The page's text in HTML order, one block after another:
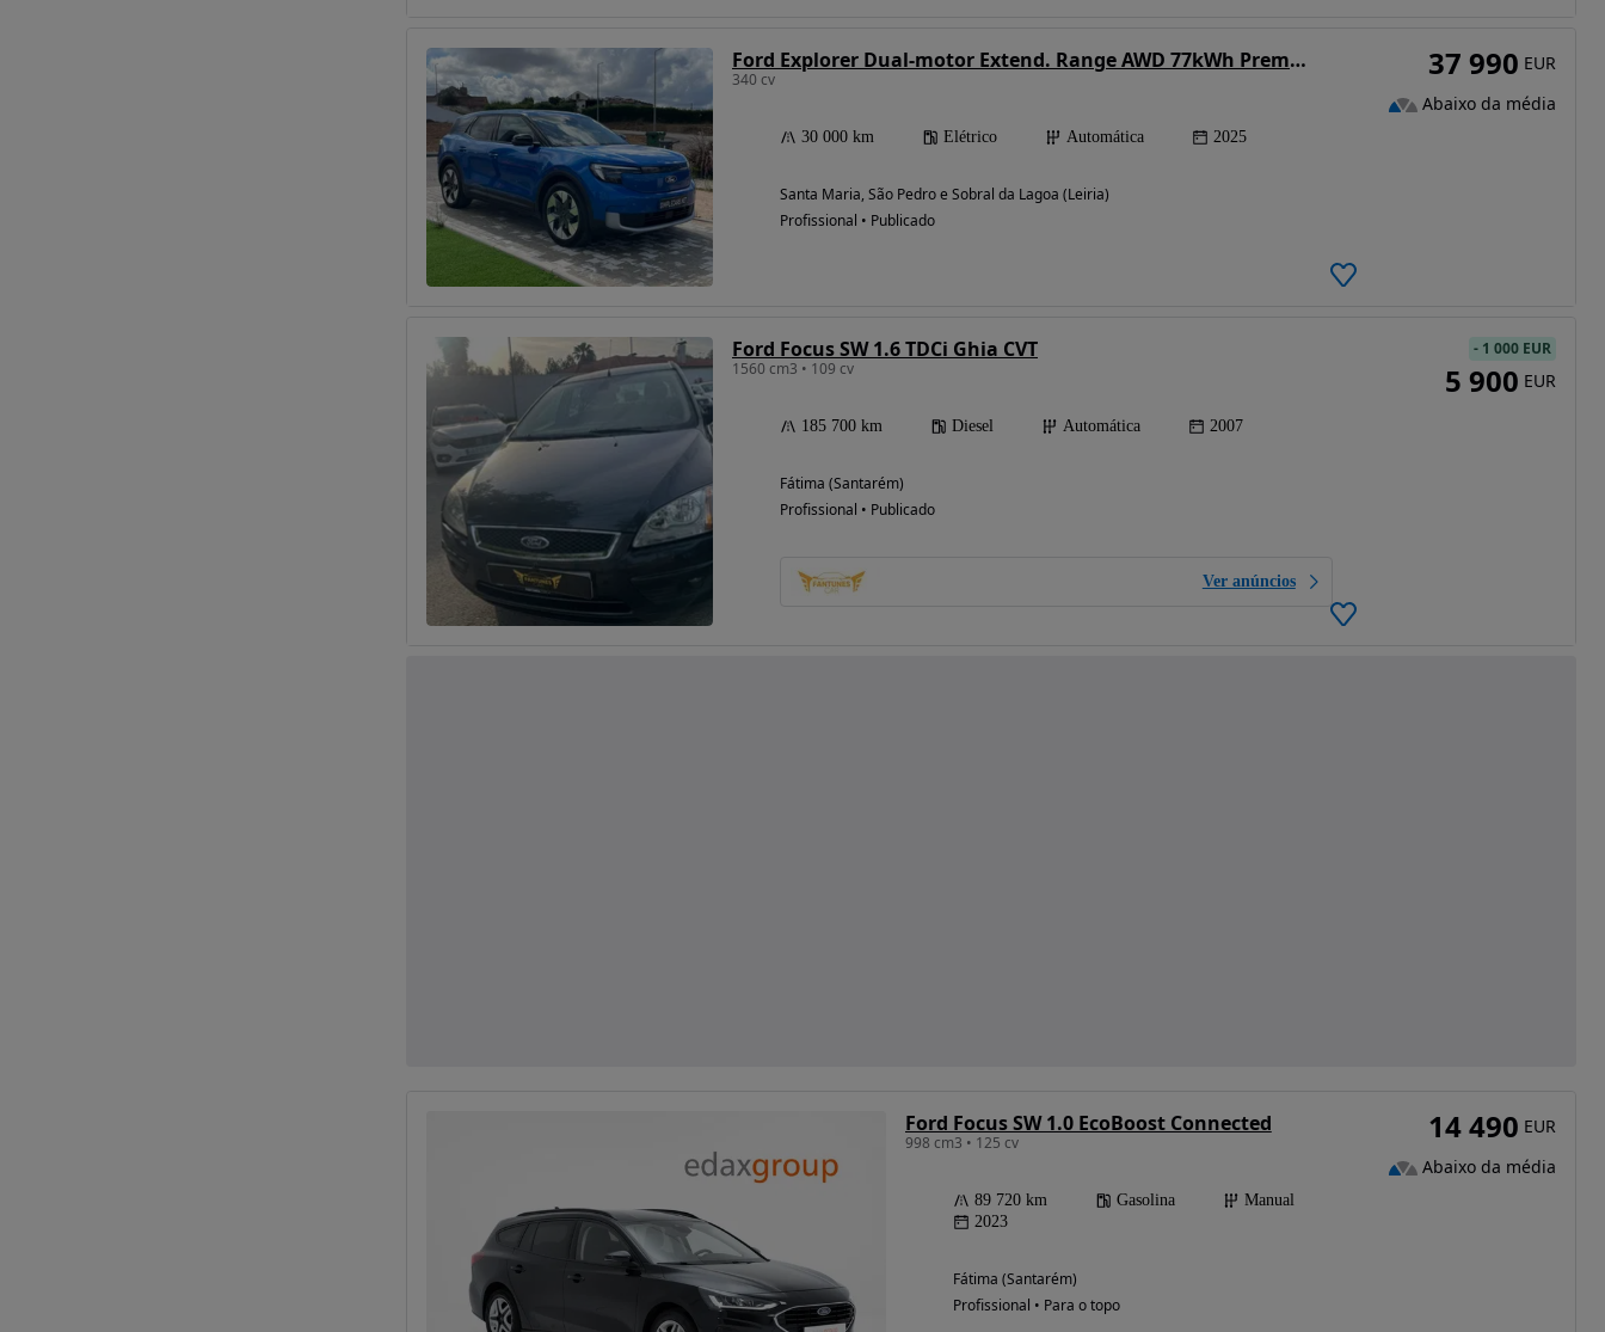
Ford Explorer Dual-motor Extend. Range AWD 77kWh Premium
340 cv
30 000 km Elétrico Automática 2025
Santa Maria, São Pedro e Sobral da Lagoa (Leiria)
Profissional • Publicado
37 990 EUR
Abaixo da média
Ford Focus SW 1.6 TDCi Ghia CVT
1560 cm3 • 109 cv
185 700 km Diesel Automática 2007
Fátima (Santarém)
Profissional • Publicado
Ver anúncios
- 1 000 EUR
5 900 EUR
Ford Focus SW 1.0 EcoBoost Connected
998 cm3 • 125 cv
89 720 km Gasolina
Manual
2023
Fátima (Santarém)
Profissional • Para o topo
14 490 EUR
Abaixo da média